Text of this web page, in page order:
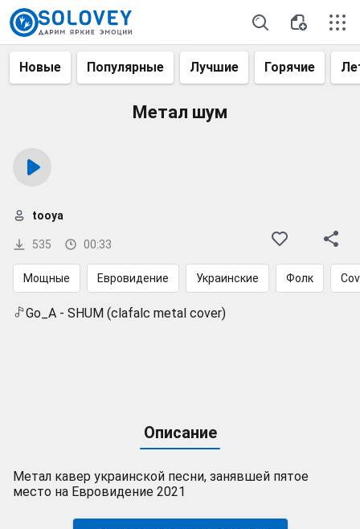
Новые Популярные Лучшие Горячие
Метал шум
535 00:33
tooya
Мощные Евровидение Украинские Фолк
Go_A - SHUM (clafalc metal cover)
Описание
Метал кавер украинской песни, занявшей пятое
место на Евровидение 2021